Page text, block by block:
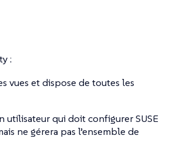
:
vues et dispose de toutes les
utilisateur qui doit configurer SUSE
ne gérera pas l’ensemble de